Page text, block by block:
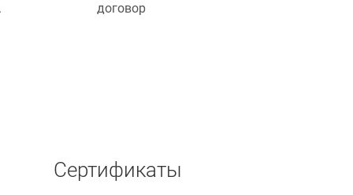
договор
Сертификаты